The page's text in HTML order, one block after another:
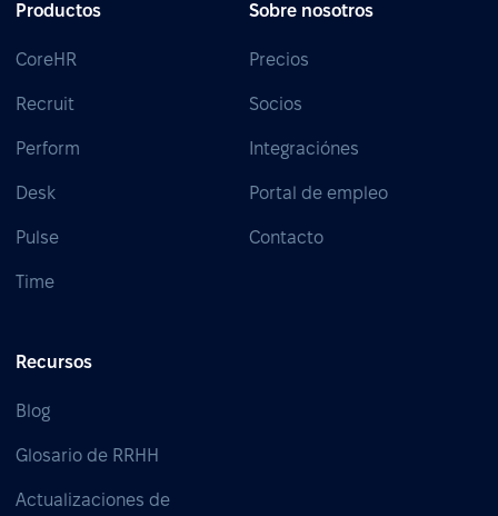
Productos
CoreHR
Recruit
Perform
Desk
Pulse
Time
Sobre nosotros
Precios
Socios
Integraciónes
Portal de empleo
Contacto
Recursos
Blog
Glosario de RRHH
Actualizaciones de